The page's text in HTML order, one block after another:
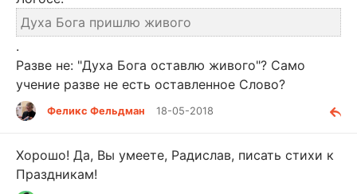
Духа Бога пришлю живого
.
Разве не: "Духа Бога оставлю живого"? Само
учение разве не есть оставленное Слово?
Феликс Фельдман 18-05-2018
Хорошо! Да, Вы умеете, Радислав, писать стихи к
Праздникам!